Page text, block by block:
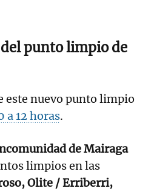
punto limpio de
este nuevo punto limpio
a 12 horas.
de Mairaga
limpios en las
Olite / Erriberri,